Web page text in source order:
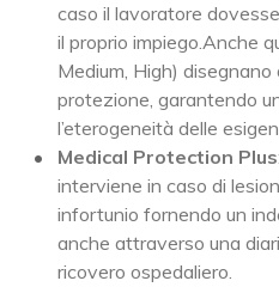
caso il lavoratore
il proprio impiego.Anche
Medium, High)
protezione, garantendo
l’eterogeneità delle
Medical Protection Plus
interviene in caso di
infortunio fornendo un
anche attraverso una
ricovero ospedaliero.